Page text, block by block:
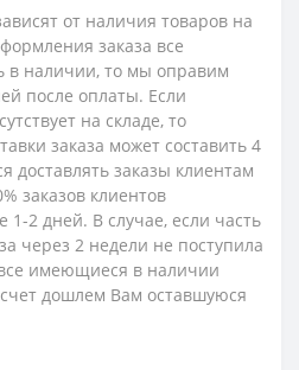
от наличия товаров на
заказа все
в наличии, то мы оправим
после оплаты. Если
на складе, то
заказа может составить 4
доставлять заказы клиентам
заказов клиентов
1-2 дней. В случае, если часть
через 2 недели не поступила
имеющиеся в наличии
дошлем Вам оставшуюся